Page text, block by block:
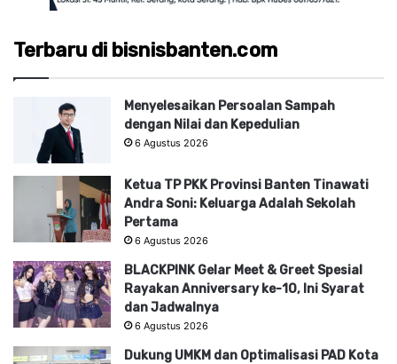
Terbaru di bisnisbanten.com
Menyelesaikan Persoalan Sampah
dengan Nilai dan Kepedulian
6 Agustus 2026
Ketua TP PKK Provinsi Banten Tinawati
Andra Soni: Keluarga Adalah Sekolah
Pertama
6 Agustus 2026
BLACKPINK Gelar Meet & Greet Spesial
Rayakan Anniversary ke-10, Ini Syarat
dan Jadwalnya
6 Agustus 2026
Dukung UMKM dan Optimalisasi PAD Kota